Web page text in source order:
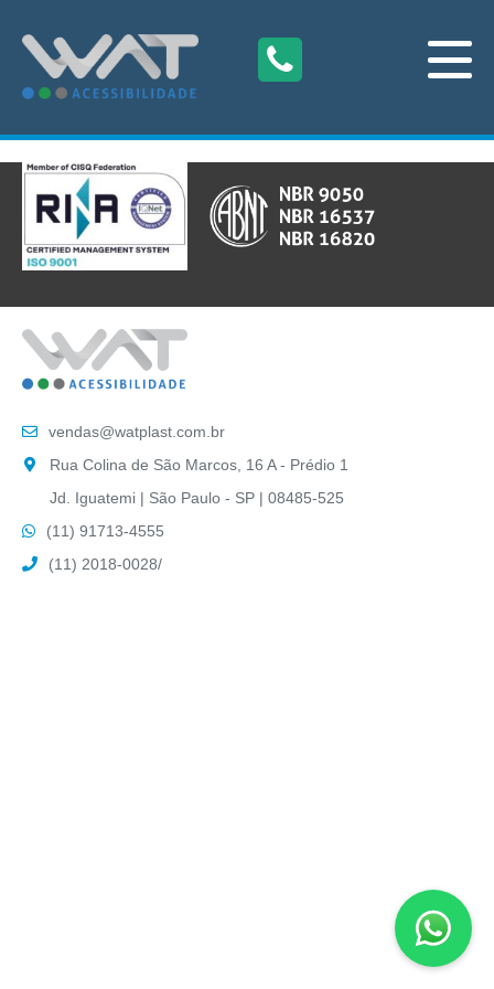
vendas@watplast.com.br
Rua Colina de São Marcos, 16 A - Prédio 1
Jd. Iguatemi | São Paulo - SP | 08485-525
(11) 91713-4555
(11) 2018-0028/